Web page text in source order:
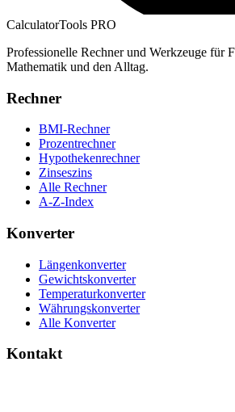
CalculatorTools PRO
Professionelle Rechner und Werkzeuge für
Mathematik und den Alltag.
Rechner
BMI-Rechner
Prozentrechner
Hypothekenrechner
Zinseszins
Alle Rechner
A-Z-Index
Konverter
Längenkonverter
Gewichtskonverter
Temperaturkonverter
Währungskonverter
Alle Konverter
Kontakt